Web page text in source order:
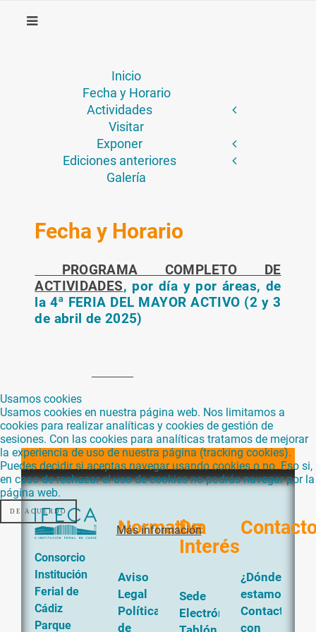
Inicio
Fecha y Horario
Actividades
Visitar
Exponer
Ediciones anteriores
Galería
Fecha y Horario
PROGRAMA COMPLETO DE
ACTIVIDADES, por día y por áreas, de
la 4ª FERIA DEL MAYOR ACTIVO (2 y 3
de abril de 2025)
Consorcio
Institución
Ferial de
Cádiz
Parque
Normativa
Aviso
Legal
Política
de
De
Interés
Sede
Electrónica
¿Dónde
estamos?
Contacta
con
Usamos cookies
Usamos cookies en nuestra página web. Nos limitamos a
cookies para realizar analíticas y cookies de gestión de
sesiones. Con las cookies para analíticas tratamos de mejorar
la experiencia de uso de nuestra página (tracking cookies).
Puedes decidir si aceptas navegar usando cookies o no. Eso si,
en caso de rechazar el uso de cookies no podrás navegar por la
página web.
DE ACUERDO
Más información